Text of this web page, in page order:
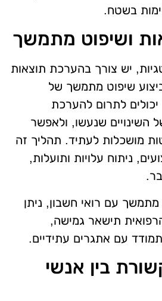
בשטח.
ושיפוט מתמשך
יש צורך בהערכת תוצאות
שיפוט מתמשך של
יכולים לתרום להערכת
שנעשו, ולאפשר
מושכלות לעתיד. תהליך זה
ניתוח עלויות ותועלות,
עם רואי חשבון, ניתן
תישאר גמישה,
עם אתגרים עתידיים.
בין אנשי